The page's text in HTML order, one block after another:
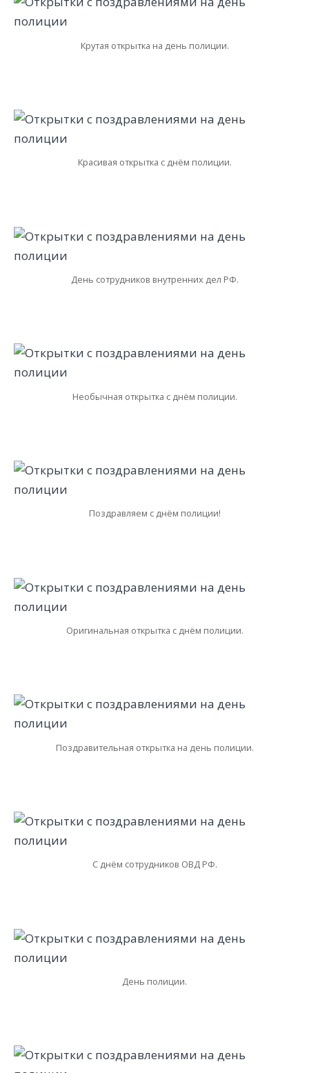
Крутая открытка на день полиции.
Красивая открытка с днём полиции.
День сотрудников внутренних дел РФ.
Необычная открытка с днём полиции.
Поздравляем с днём полиции!
Оригинальная открытка с днём полиции.
Поздравительная открытка на день полиции.
С днём сотрудников ОВД РФ.
День полиции.